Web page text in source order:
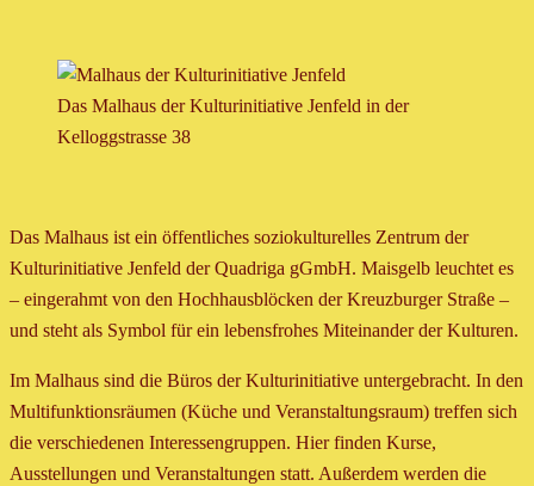
Das Malhaus der Kulturinitiative Jenfeld in der
Kelloggstrasse 38
Das Malhaus ist ein öffentliches soziokulturelles Zentrum der
Kulturinitiative Jenfeld der Quadriga gGmbH. Maisgelb leuchtet es
– eingerahmt von den Hochhausblöcken der Kreuzburger Straße –
und steht als Symbol für ein lebensfrohes Miteinander der Kulturen.
Im Malhaus sind die Büros der Kulturinitiative untergebracht. In den
Multifunktionsräumen (Küche und Veranstaltungsraum) treffen sich
die verschiedenen Interessengruppen. Hier finden Kurse,
Ausstellungen und Veranstaltungen statt. Außerdem werden die